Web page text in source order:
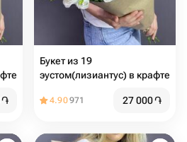
֏
Букет из 19
эустом(лизиантус) в крафте
4.90971 27 000֏